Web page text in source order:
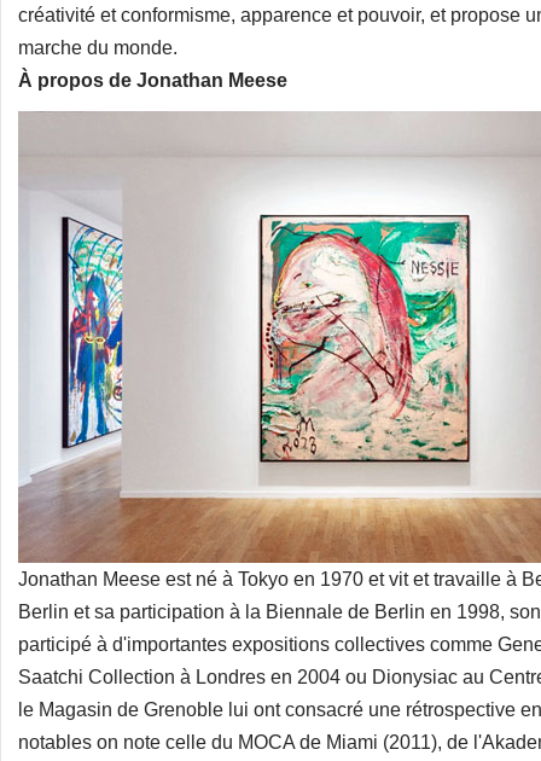
créativité et conformisme, apparence et pouvoir, et propose
marche du monde.
À propos de Jonathan Meese
Jonathan Meese est né à Tokyo en 1970 et vit et travaille à
Berlin et sa participation à la Biennale de Berlin en 1998,
participé à d'importantes expositions collectives comme
Saatchi Collection à Londres en 2004 ou Dionysiac au
le Magasin de Grenoble lui ont consacré une rétrospective
notables on note celle du MOCA de Miami (2011), de